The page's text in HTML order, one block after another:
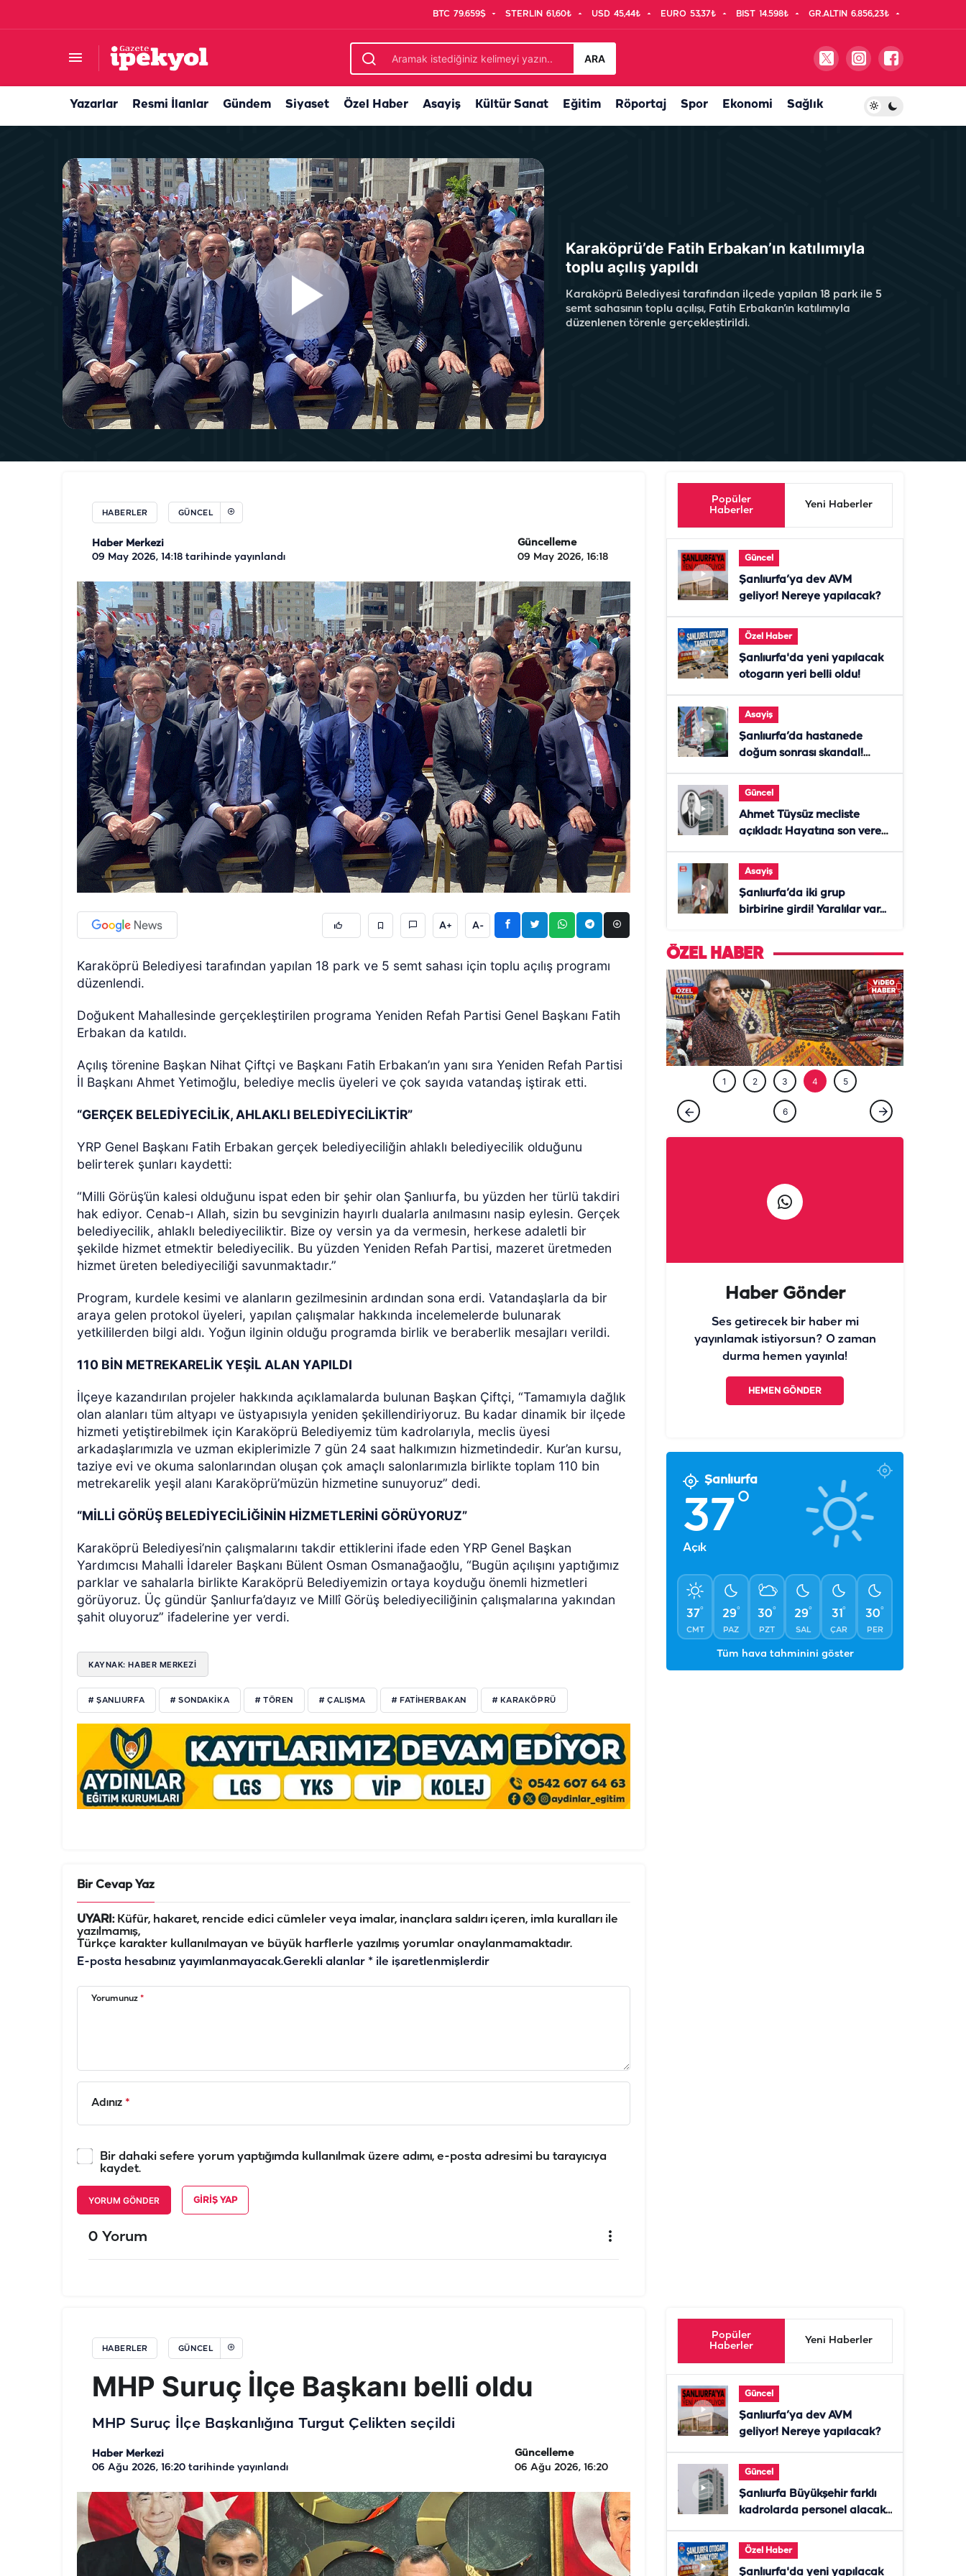
BTC 79.659$ STERLIN 61,60₺ USD 45,44₺ EURO 53,37₺ BIST 14.598₺ GR.ALTIN 6.856,23₺
ARA
Yazarlar Resmi İlanlar Gündem Siyaset Özel Haber Asayiş Kültür Sanat Eğitim Röportaj Spor Ekonomi Sağlık
Karaköprü’de Fatih Erbakan’ın katılımıyla
toplu açılış yapıldı
Karaköprü Belediyesi tarafından ilçede yapılan 18 park ile 5
semt sahasının toplu açılışı, Fatih Erbakan’ın katılımıyla
düzenlenen törenle gerçekleştirildi.
HABERLER GÜNCEL
Haber Merkezi
09 May 2026, 14:18 tarihinde yayınlandı
Güncelleme
09 May 2026, 16:18
A+ A-
Karaköprü Belediyesi tarafından yapılan 18 park ve 5 semt sahası için toplu açılış programı
düzenlendi.
Doğukent Mahallesinde gerçekleştirilen programa Yeniden Refah Partisi Genel Başkanı Fatih
Erbakan da katıldı.
Açılış törenine Başkan Nihat Çiftçi ve Başkanı Fatih Erbakan’ın yanı sıra Yeniden Refah Partisi
İl Başkanı Ahmet Yetimoğlu, belediye meclis üyeleri ve çok sayıda vatandaş iştirak etti.
“GERÇEK BELEDİYECİLİK, AHLAKLI BELEDİYECİLİKTİR”
YRP Genel Başkanı Fatih Erbakan gerçek belediyeciliğin ahlaklı belediyecilik olduğunu
belirterek şunları kaydetti:
“Milli Görüş’ün kalesi olduğunu ispat eden bir şehir olan Şanlıurfa, bu yüzden her türlü takdiri
hak ediyor. Cenab-ı Allah, sizin bu sevginizin hayırlı dualarla anılmasını nasip eylesin. Gerçek
belediyecilik, ahlaklı belediyeciliktir. Bize oy versin ya da vermesin, herkese adaletli bir
şekilde hizmet etmektir belediyecilik. Bu yüzden Yeniden Refah Partisi, mazeret üretmeden
hizmet üreten belediyeciliği savunmaktadır.”
Program, kurdele kesimi ve alanların gezilmesinin ardından sona erdi. Vatandaşlarla da bir
araya gelen protokol üyeleri, yapılan çalışmalar hakkında incelemelerde bulunarak
yetkililerden bilgi aldı. Yoğun ilginin olduğu programda birlik ve beraberlik mesajları verildi.
110 BİN METREKARELİK YEŞİL ALAN YAPILDI
İlçeye kazandırılan projeler hakkında açıklamalarda bulunan Başkan Çiftçi, “Tamamıyla dağlık
olan alanları tüm altyapı ve üstyapısıyla yeniden şekillendiriyoruz. Bu kadar dinamik bir ilçede
hizmeti yetiştirebilmek için Karaköprü Belediyemiz tüm kadrolarıyla, meclis üyesi
arkadaşlarımızla ve uzman ekiplerimizle 7 gün 24 saat halkımızın hizmetindedir. Kur’an kursu,
taziye evi ve okuma salonlarından oluşan çok amaçlı salonlarımızla birlikte toplam 110 bin
metrekarelik yeşil alanı Karaköprü’müzün hizmetine sunuyoruz” dedi.
“MİLLİ GÖRÜŞ BELEDİYECİLİĞİNİN HİZMETLERİNİ GÖRÜYORUZ”
Karaköprü Belediyesi’nin çalışmalarını takdir ettiklerini ifade eden YRP Genel Başkan
Yardımcısı Mahalli İdareler Başkanı Bülent Osman Osmanağaoğlu, “Bugün açılışını yaptığımız
parklar ve sahalarla birlikte Karaköprü Belediyemizin ortaya koyduğu önemli hizmetleri
görüyoruz. Üç gündür Şanlıurfa’dayız ve Millî Görüş belediyeciliğinin çalışmalarına yakından
şahit oluyoruz” ifadelerine yer verdi.
KAYNAK: HABER MERKEZİ
# ŞANLIURFA # SONDAKIKA # TÖREN # ÇALIŞMA # FATIHERBAKAN # KARAKÖPRÜ
Bir Cevap Yaz
UYARI:Küfür, hakaret, rencide edici cümleler veya imalar, inançlara saldırı içeren, imla kuralları ile
yazılmamış,
Türkçe karakter kullanılmayan ve büyük harflerle yazılmış yorumlar onaylanmamaktadır.
E-posta hesabınız yayımlanmayacak.Gerekli alanlar * ile işaretlenmişlerdir
Yorumunuz *
Adınız *
Bir dahaki sefere yorum yaptığımda kullanılmak üzere adımı, e-posta adresimi bu tarayıcıya
kaydet.
YORUM GÖNDER GIRIŞ YAP
0 Yorum
Popüler
Haberler
Yeni Haberler
Güncel
Şanlıurfa’ya dev AVM
geliyor! Nereye yapılacak?
Özel Haber
Şanlıurfa'da yeni yapılacak
otogarın yeri belli oldu!
Asayiş
Şanlıurfa’da hastanede
doğum sonrası skandal!
Güncel
Ahmet Tüysüz mecliste
açıkladı: Hayatına son veren
ölmezdim" notunu bıraktı
Asayiş
Şanlıurfa’da iki grup
birbirine girdi! Yaralılar var...
ÖZEL HABER
GÜNCEL ÖZEL HABER
Şanlıurfa’da yarım asırlık ustadan gelenek
1 2 3 4 5
6
Haber Gönder
Ses getirecek bir haber mi
yayınlamak istiyorsun? O zaman
durma hemen yayınla!
HEMEN GÖNDER
Şanlıurfa
37°
Açık
37°
CMT
29°
PAZ
30°
PZT
29°
SAL
31°
ÇAR
30°
PER
Tüm hava tahminini göster
HABERLER GÜNCEL
MHP Suruç İlçe Başkanı belli oldu
MHP Suruç İlçe Başkanlığına Turgut Çelikten seçildi
Haber Merkezi
06 Ağu 2026, 16:20 tarihinde yayınlandı
Güncelleme
06 Ağu 2026, 16:20
Popüler
Haberler
Yeni Haberler
Güncel
Şanlıurfa’ya dev AVM
geliyor! Nereye yapılacak?
Güncel
Şanlıurfa Büyükşehir farklı
kadrolarda personel alacak!
Özel Haber
Şanlıurfa'da yeni yapılacak